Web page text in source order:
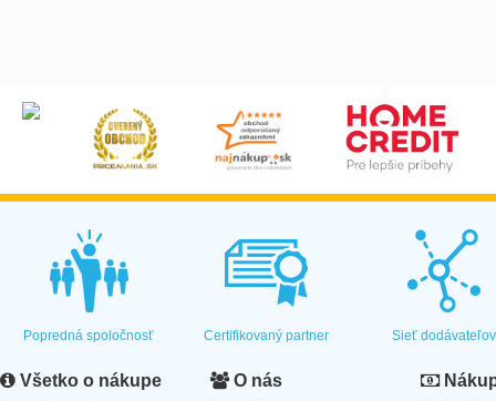
Popredná spoločnosť Certifikovaný partner Sieť dodávateľov
Všetko o nákupe O nás